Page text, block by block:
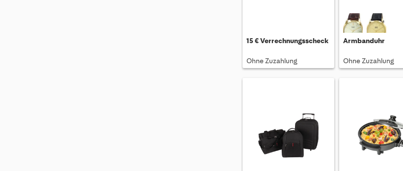
15 € Verrechnungsscheck
Ohne Zuzahlung
Armbanduhr
Ohne Zuzahlung